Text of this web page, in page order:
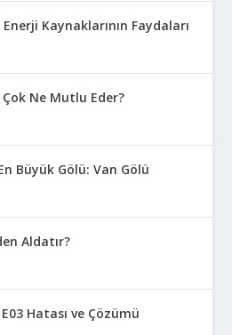
Kaynaklarının Faydaları
Çok Ne Mutlu Eder?
Büyük Gölü: Van Gölü
Aldatır?
Hatası ve Çözümü